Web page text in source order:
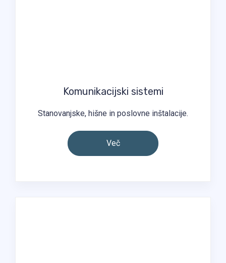
Komunikacijski sistemi
Stanovanjske, hišne in poslovne inštalacije.
Več